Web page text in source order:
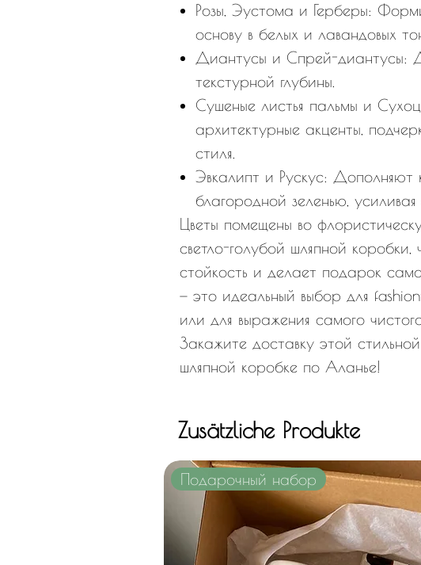
Розы, Эустома и Герберы:
основу в белых и лавандовых
Диантусы и Спрей-диантусы:
текстурной глубины.
Сушеные листья пальмы и
архитектурные акценты,
стиля.
Эвкалипт и Рускус: Дополняют
благородной зеленью,
Цветы помещены во
светло-голубой шляпной коробки,
стойкость и делает подарок
— это идеальный выбор для
или для выражения самого
Закажите доставку этой
шляпной коробке по Аланье!
Zusätzliche Produkte
Подарочный набор